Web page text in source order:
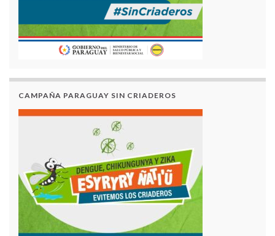
CAMPAÑA PARAGUAY SIN CRIADEROS